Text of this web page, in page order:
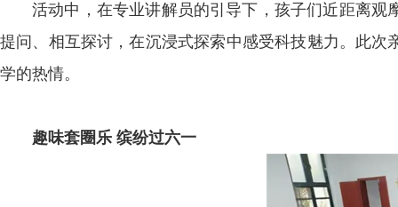
活动中，在专业讲解员的引导下，孩子们近距离
提问、相互探讨，在沉浸式探索中感受科技魅力。此
学的热情。
趣味套圈乐 缤纷过六一